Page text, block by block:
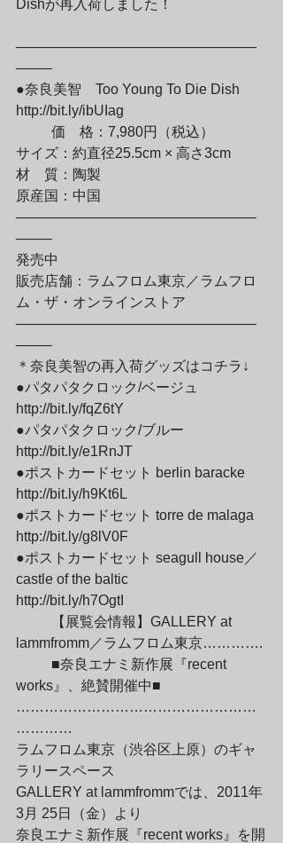
Dishが再入荷しました！
—————————————————
——–
●奈良美智　Too Young To Die Dish
http://bit.ly/ibUIag
サイズ：約直径25.5cm × 高さ3cm
材　質：陶製
原産国：中国
—————————————————
——–
発売中
販売店舗：ラムフロム東京／ラムフロ
ム・ザ・オンラインストア
—————————————————
——–
＊奈良美智の再入荷グッズはコチラ↓
●パタパタクロック/ベージュ
http://bit.ly/fqZ6tY
●パタパタクロック/ブルー
http://bit.ly/e1RnJT
●ポストカードセット berlin baracke
http://bit.ly/h9Kt6L
●ポストカードセット torre de malaga
http://bit.ly/g8lV0F
●ポストカードセット seagull house／
castle of the baltic
http://bit.ly/h7OgtI
lammfromm／ラムフロム東京………….
works』、絶賛開催中■
……………………………………………
…………
ラムフロム東京（渋谷区上原）のギャ
ラリースペース
GALLERY at lammfrommでは、2011年
3月 25日（金）より
奈良エナミ新作展『recent works』を開